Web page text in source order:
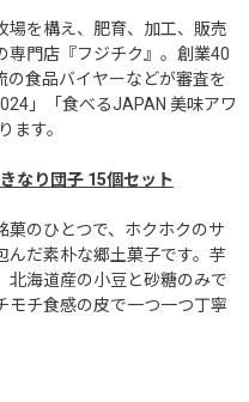
場を構え、肥育、加工、販売
専門店『フジチク』。創業40
の食品バイヤーなどが審査を
」「食べるJAPAN 美味アワ
ます。
なり団子 15個セット
菓のひとつで、ホクホクのサ
んだ素朴な郷土菓子です。芋
北海道産の小豆と砂糖のみで
モチ食感の皮で一つ一つ丁寧